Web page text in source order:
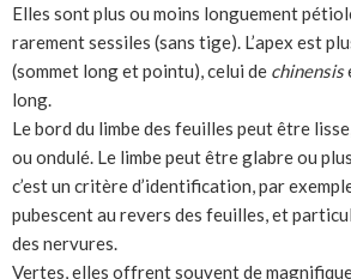
Elles sont plus ou moins longuement
rarement sessiles (sans tige). L’apex est
(sommet long et pointu), celui de chinensis
long.
Le bord du limbe des feuilles peut être
ou ondulé. Le limbe peut être glabre ou
c’est un critère d’identification, par
pubescent au revers des feuilles, et
des nervures.
Vertes, elles offrent souvent de